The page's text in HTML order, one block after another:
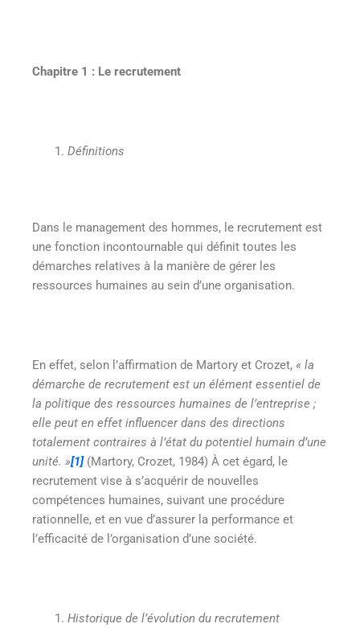
Chapitre 1 : Le recrutement
Définitions
Dans le management des hommes, le recrutement est
une fonction incontournable qui définit toutes les
démarches relatives à la manière de gérer les
ressources humaines au sein d’une organisation.
En effet, selon l’affirmation de Martory et Crozet, « la
démarche de recrutement est un élément essentiel de
la politique des ressources humaines de l’entreprise ;
elle peut en effet influencer dans des directions
totalement contraires à l’état du potentiel humain d’une
unité. »[1](Martory, Crozet, 1984) À cet égard, le
recrutement vise à s’acquérir de nouvelles
compétences humaines, suivant une procédure
rationnelle, et en vue d’assurer la performance et
l’efficacité de l’organisation d’une société.
Historique de l’évolution du recrutement